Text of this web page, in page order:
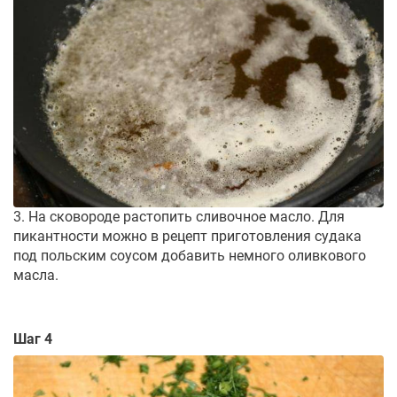
3. На сковороде растопить сливочное масло. Для
пикантности можно в рецепт приготовления судака
под польским соусом добавить немного оливкового
масла.
Шаг 4